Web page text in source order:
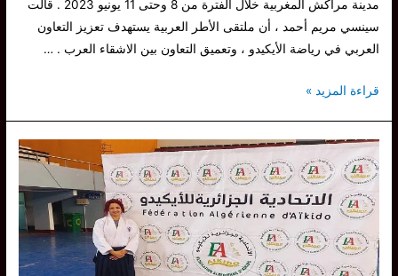
مدينة مراكش المغربية خلال الفترة من 8 وحتى 11 يونيو 2023 . قالت
سينسي مريم أحمد ، أن ملتقى الأطر العربية يستهدف تعزيز التعاون
العربي في رياضة الأيكيدو ، وتعميق التعاون بين الاشقاء العرب . …
سينسي
تشارك
ضمن
وفد
مصر
بـ
ملتقى
قراءة المزيد »